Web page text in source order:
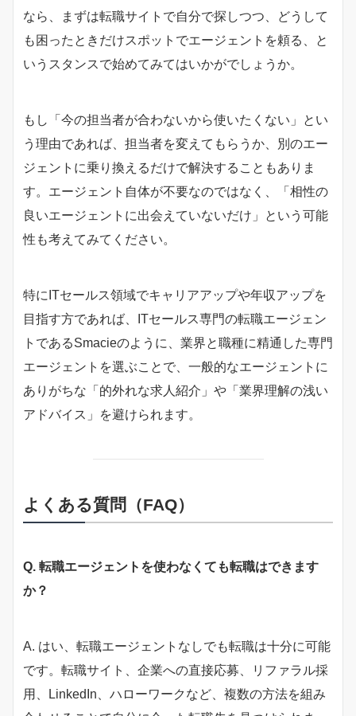
なら、まずは転職サイトで自分で探しつつ、どうして
も困ったときだけスポットでエージェントを頼る、と
いうスタンスで始めてみてはいかがでしょうか。
もし「今の担当者が合わないから使いたくない」とい
う理由であれば、担当者を変えてもらうか、別のエー
ジェントに乗り換えるだけで解決することもありま
す。エージェント自体が不要なのではなく、「相性の
良いエージェントに出会えていないだけ」という可能
性も考えてみてください。
特にITセールス領域でキャリアアップや年収アップを
目指す方であれば、ITセールス専門の転職エージェン
トであるSmacieのように、業界と職種に精通した専門
エージェントを選ぶことで、一般的なエージェントに
ありがちな「的外れな求人紹介」や「業界理解の浅い
アドバイス」を避けられます。
よくある質問（FAQ）
Q. 転職エージェントを使わなくても転職はできます
か？
A. はい、転職エージェントなしでも転職は十分に可能
です。転職サイト、企業への直接応募、リファラル採
用、LinkedIn、ハローワークなど、複数の方法を組み